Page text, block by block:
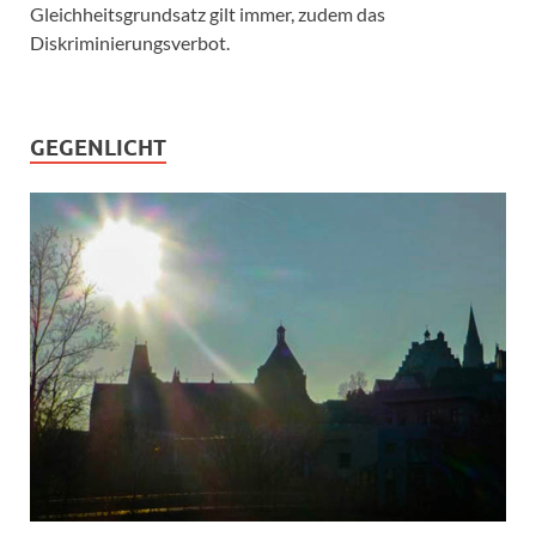
Gleichheitsgrundsatz gilt immer, zudem das
Diskriminierungsverbot.
GEGENLICHT